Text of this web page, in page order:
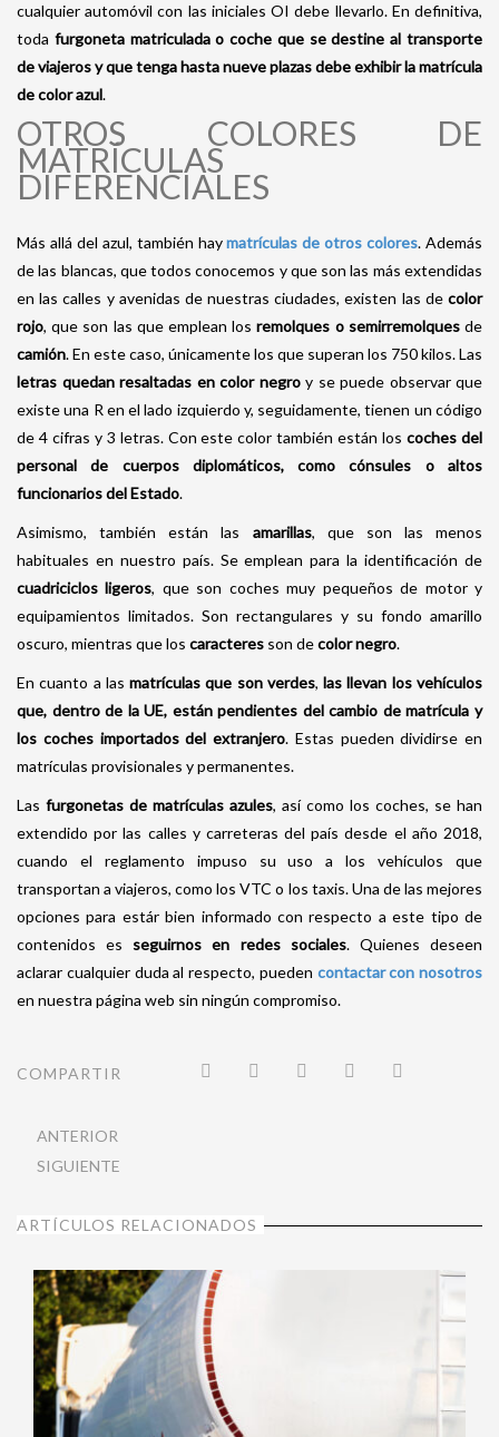
cualquier automóvil con las iniciales OI debe llevarlo. En definitiva,
toda furgoneta matriculada o coche que se destine al transporte
de viajeros y que tenga hasta nueve plazas debe exhibir la matrícula
de color azul.
OTROS COLORES DE
MATRÍCULAS
DIFERENCIALES
Más allá del azul, también haymatrículas de otros colores. Además
de las blancas, que todos conocemos y que son las más extendidas
en las calles y avenidas de nuestras ciudades, existen las de color
rojo, que son las que emplean losremolques o semirremolquesde
camión. En este caso, únicamente los que superan los 750 kilos. Las
letras quedan resaltadas en color negroy se puede observar que
existe una R en el lado izquierdo y, seguidamente, tienen un código
de 4 cifras y 3 letras. Con este color también están los coches del
personal de cuerpos diplomáticos, como cónsules o altos
funcionarios del Estado.
Asimismo, también están las amarillas, que son las menos
habituales en nuestro país. Se emplean para la identificación de
cuadriciclos ligeros, que son coches muy pequeños de motor y
equipamientos limitados. Son rectangulares y su fondo amarillo
oscuro, mientras que los caracteres son decolor negro.
En cuanto a las matrículas que son verdes, las llevan los vehículos
que, dentro de la UE, están pendientes del cambio de matrícula y
los coches importados del extranjero. Estas pueden dividirse en
matrículas provisionales y permanentes.
Las furgonetas de matrículas azules, así como los coches, se han
extendido por las calles y carreteras del país desde el año 2018,
cuando el reglamento impuso su uso a los vehículos que
transportan a viajeros, como los VTC o los taxis. Una de las mejores
opciones para estár bien informado con respecto a este tipo de
contenidos es seguirnos en redes sociales. Quienes deseen
aclarar cualquier duda al respecto, pueden contactar con nosotros
en nuestra página web sin ningún compromiso.
COMPARTIR
ANTERIOR
SIGUIENTE
ARTÍCULOS RELACIONADOS